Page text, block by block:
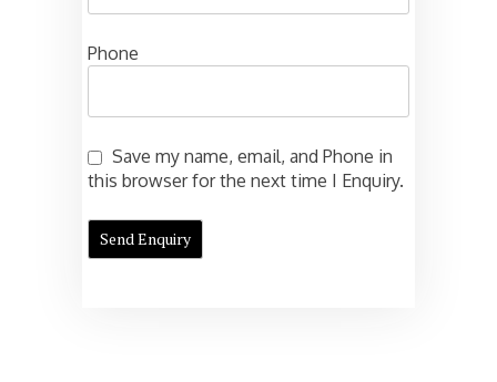
Phone
Save my name, email, and Phone in
this browser for the next time I Enquiry.